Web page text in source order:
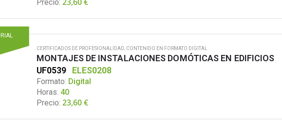
Precio:
CERTIFICADOS DE PROFESIONALIDAD CONTENIDO EN FORMATO DIGITAL
MONTAJES DE INSTALACIONES DOMÓTICAS EN EDIFICIOS
UF0539
ELES0208
Formato: Digital
Horas: 40
Precio: 23,60€